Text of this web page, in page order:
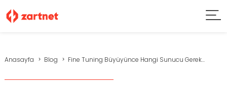
Anasayfa Blog Fine Tuning Büyüyünce Hangi Sunucu Gerek...